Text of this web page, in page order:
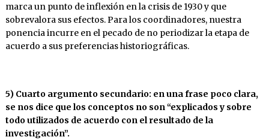
marca un punto de inflexión en la crisis de 1930 y que
sobrevalora sus efectos. Para los coordinadores, nuestra
ponencia incurre en el pecado de no periodizar la etapa de
acuerdo a sus preferencias historiográficas.
5) Cuarto argumento secundario: en una frase poco clara,
se nos dice que los conceptos no son “explicados y sobre
todo utilizados de acuerdo con el resultado de la
investigación”.